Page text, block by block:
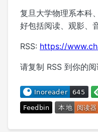
复旦大学物理系本科
好包括阅读、观影、
RSS: https://
请复制 RSS 到你的